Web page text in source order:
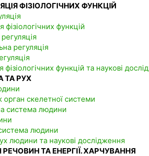
ФІЗІОЛОГІЧНИХ ФУНКЦІЙ
фізіологічних функцій
регуляція
фізіологічних функцій та наукові
ТА РУХ
орган скелетної системи
система людини
людини
людини та наукові дослідження
РЕЧОВИН ТА ЕНЕРГІЇ. ХАРЧУВАННЯ